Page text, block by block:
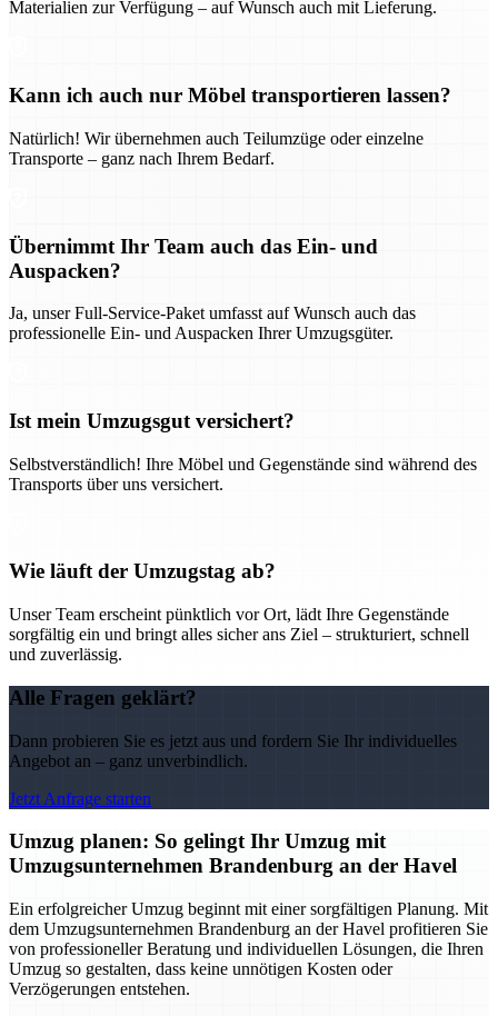
Materialien zur Verfügung – auf Wunsch auch mit Lieferung.
Kann ich auch nur Möbel transportieren lassen?
Natürlich! Wir übernehmen auch Teilumzüge oder einzelne
Transporte – ganz nach Ihrem Bedarf.
Übernimmt Ihr Team auch das Ein- und
Auspacken?
Ja, unser Full-Service-Paket umfasst auf Wunsch auch das
professionelle Ein- und Auspacken Ihrer Umzugsgüter.
Ist mein Umzugsgut versichert?
Selbstverständlich! Ihre Möbel und Gegenstände sind während des
Transports über uns versichert.
Wie läuft der Umzugstag ab?
Unser Team erscheint pünktlich vor Ort, lädt Ihre Gegenstände
sorgfältig ein und bringt alles sicher ans Ziel – strukturiert, schnell
und zuverlässig.
Alle Fragen geklärt?
Dann probieren Sie es jetzt aus und fordern Sie Ihr individuelles
Angebot an – ganz unverbindlich.
Jetzt Anfrage starten
Umzug planen: So gelingt Ihr Umzug mit
Umzugsunternehmen Brandenburg an der Havel
Ein erfolgreicher Umzug beginnt mit einer sorgfältigen Planung. Mit
dem Umzugsunternehmen Brandenburg an der Havel profitieren Sie
von professioneller Beratung und individuellen Lösungen, die Ihren
Umzug so gestalten, dass keine unnötigen Kosten oder
Verzögerungen entstehen.